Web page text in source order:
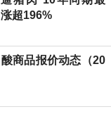
超196%
商品报价动态（20